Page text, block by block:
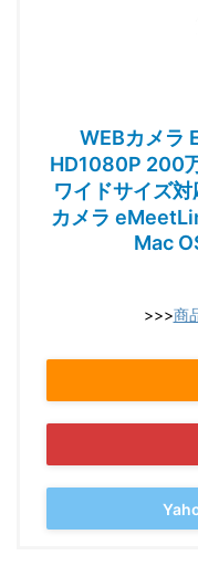
WEBカメラ
HD1080P 200
ワイドサイズ
カメラ
Mac
>>>商